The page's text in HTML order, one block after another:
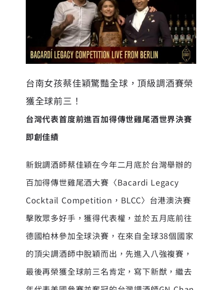
台南女孩蔡佳穎驚豔全球，頂級調酒賽榮
獲全球前三！
台灣代表首度前進百加得傳世雞尾酒世界決賽
即創佳績
新銳調酒師蔡佳穎在今年二月底於台灣舉辦的
百加得傳世雞尾酒大賽〈Bacardi Legacy
Cocktail Competition，BLCC〉台港澳決賽
擊敗眾多好手，獲得代表權，並於五月底前往
德國柏林參加全球決賽，在來自全球38個國家
的頂尖調酒師中脫穎而出，先進入八強複賽，
最後再榮獲全球前三名肯定，寫下新猷，繼去